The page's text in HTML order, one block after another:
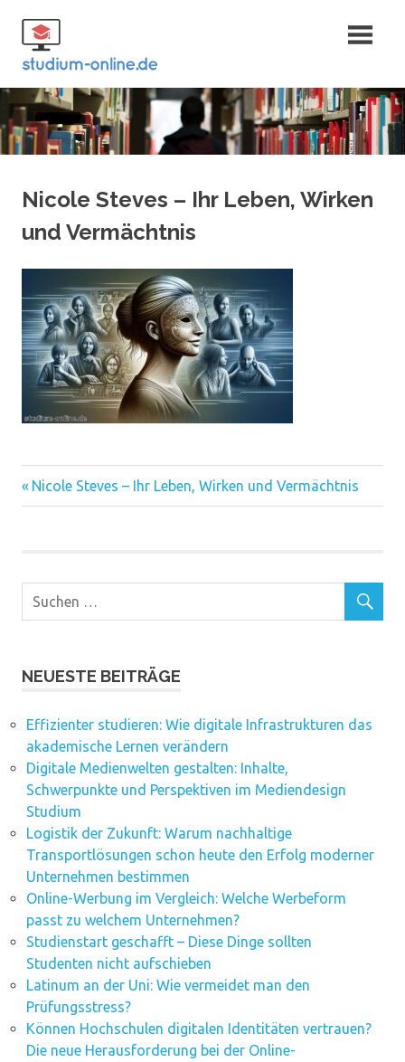
Inhalt
springen
Fernstudium
und Bachelor
Nicole Steves – Ihr Leben, Wirken
und Vermächtnis
Beitragsnavigation
Vorheriger
Beitrag:
Nicole Steves – Ihr Leben, Wirken und Vermächtnis
NEUESTE BEITRÄGE
Effizienter studieren: Wie digitale Infrastrukturen das
akademische Lernen verändern
Digitale Medienwelten gestalten: Inhalte,
Schwerpunkte und Perspektiven im Mediendesign
Studium
Logistik der Zukunft: Warum nachhaltige
Transportlösungen schon heute den Erfolg moderner
Unternehmen bestimmen
Online-Werbung im Vergleich: Welche Werbeform
passt zu welchem Unternehmen?
Studienstart geschafft – Diese Dinge sollten
Studenten nicht aufschieben
Latinum an der Uni: Wie vermeidet man den
Prüfungsstress?
Können Hochschulen digitalen Identitäten vertrauen?
Die neue Herausforderung bei der Online-